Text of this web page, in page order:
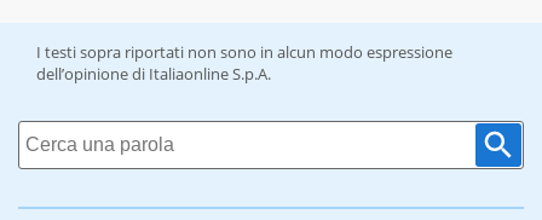
I testi sopra riportati non sono in alcun modo espressione
dell’opinione di Italiaonline S.p.A.